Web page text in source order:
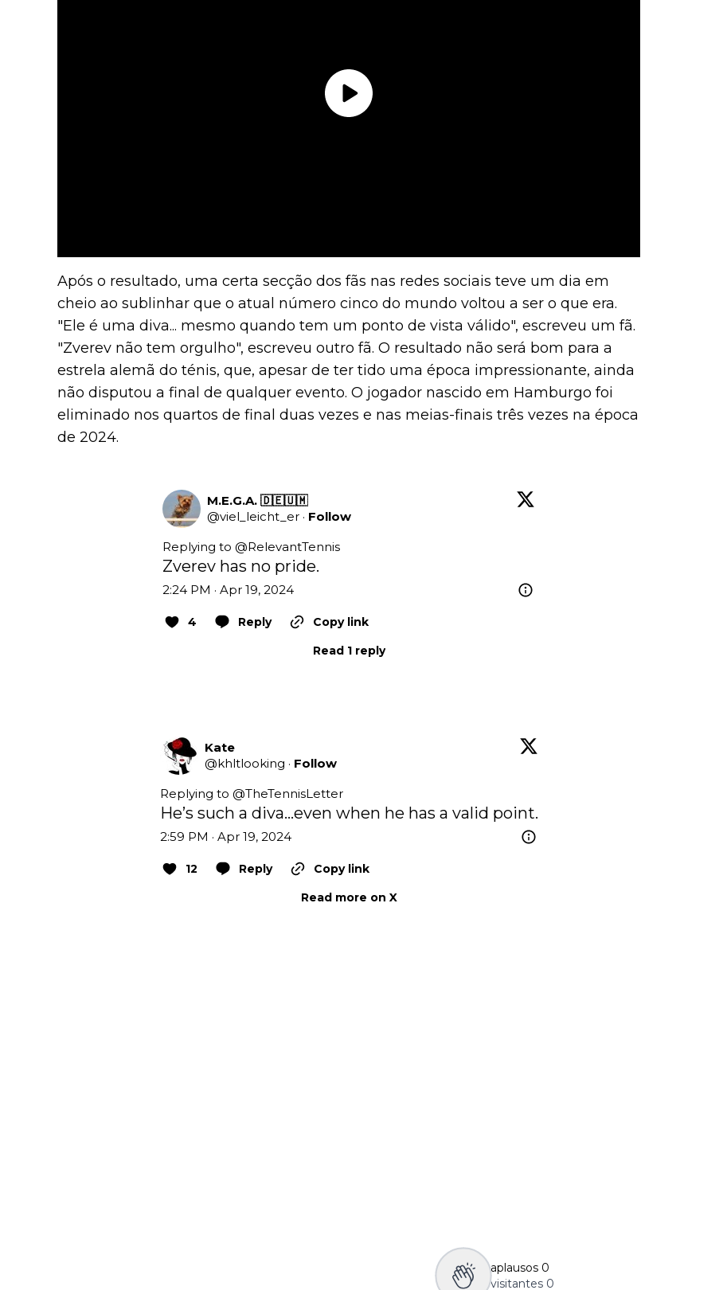
Após o resultado, uma certa secção dos fãs nas redes sociais teve um dia em
cheio ao sublinhar que o atual número cinco do mundo voltou a ser o que era.
"Ele é uma diva... mesmo quando tem um ponto de vista válido", escreveu um fã.
"Zverev não tem orgulho", escreveu outro fã. O resultado não será bom para a
estrela alemã do ténis, que, apesar de ter tido uma época impressionante, ainda
não disputou a final de qualquer evento. O jogador nascido em Hamburgo foi
eliminado nos quartos de final duas vezes e nas meias-finais três vezes na época
de 2024.
M.E.G.A. 🇩🇪🇺🇲
@viel_leicht_er · Follow
Replying to @RelevantTennis
Zverev has no pride.
2:24 PM · Apr 19, 2024
4 Reply
Copy link
Read 1 reply
Kate
@khltlooking · Follow
Replying to @TheTennisLetter
He’s such a diva…even when he has a valid point.
2:59 PM · Apr 19, 2024
12 Reply
Copy link
Read more on X
aplausos 0
visitantes 0